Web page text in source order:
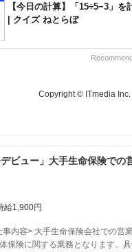
【今日の計算】「15÷5−3」を
| クイズ ねとらぼ
Copyright © ITmedia
デビュー」大手生命保険での
給1,900円
事内容> 大手生命保険会社での営
保険に関する業務となります。